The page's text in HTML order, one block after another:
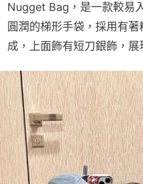
Nugget Bag，是一款較易
圓潤的梯形手袋，採用有
成，上面飾有短刀銀飾，展